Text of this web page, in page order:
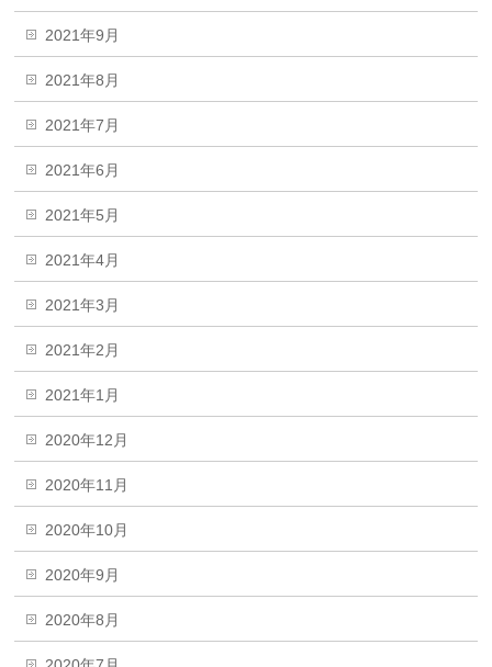
2021年9月
2021年8月
2021年7月
2021年6月
2021年5月
2021年4月
2021年3月
2021年2月
2021年1月
2020年12月
2020年11月
2020年10月
2020年9月
2020年8月